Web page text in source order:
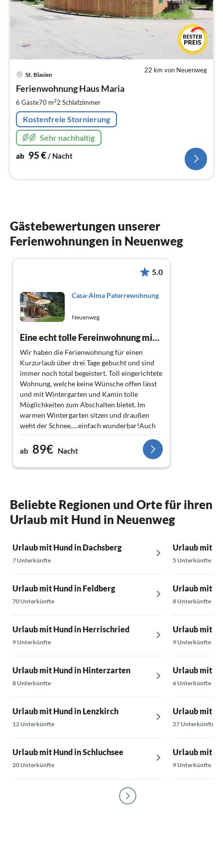
22 km von Neuenweg
St. Blasien
Ferienwohnung Haus Maria
6 Gäste70 m22 Schlafzimmer
Kostenfreie Stornierung
Sehr nachhaltig
ab 95€ / Nacht
Gästebewertungen unserer
Ferienwohnungen in Neuenweg
5.0
Casa-Alma Paterrewohnung
Neuenweg
Eine echt tolle Fereinwohnung mit schönem Ambiente. Ein gelungener Urlaub
Wir haben die Ferienwohnung für einen
Kurzurlaub über drei Tage gebucht und sind
immer noch total begeistert. Toll eingerichtete
Wohnung, welche keine Wünsche offen lässt
und mit Wintergarten und Kamin tolle
Möglichkeiten zum Abschalten bietet. Im
warmen Wintergarten sitzen und draußen
weht der Schnee.....einfach wunderbar!Auch
großartig fanden wir, dass Hunde nach
Absprache willkommen sind. Die Gegend
Schönau für alle Selbstversorger, wie auch
lieben und mal raus aus dem Alltagsstress
wollen!
Wir kommen definitiv wieder und sagen
ab 89€ Nacht
Beliebte Regionen und Orte für ihren
Urlaub mit Hund in Neuenweg
Urlaub mit Hund in Dachsberg
7 Unterkünfte
Urlaub mit Hund in Feldberg
70 Unterkünfte
Urlaub mit Hund in Herrischried
9 Unterkünfte
Urlaub mit Hund in Hinterzarten
8 Unterkünfte
Urlaub mit Hund in Lenzkirch
12 Unterkünfte
Urlaub mit Hund in Schluchsee
20 Unterkünfte
Urlaub mit
5 Unterkünfte
Urlaub mit
8 Unterkünfte
Urlaub mit
9 Unterkünfte
Urlaub mit
6 Unterkünfte
Urlaub mit
27 Unterkünfte
Urlaub mit
9 Unterkünfte